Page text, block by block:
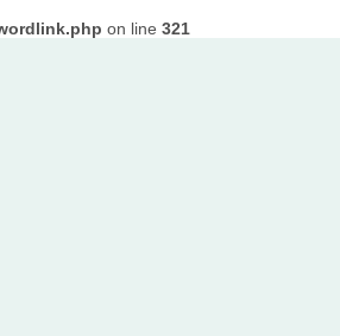
on line 321